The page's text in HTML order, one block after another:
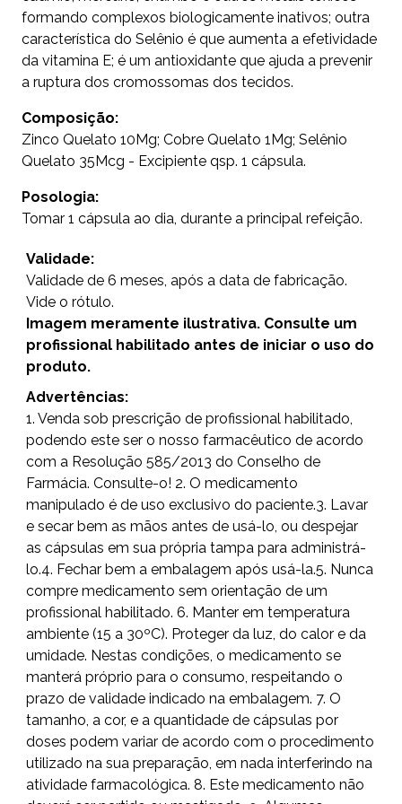
formando complexos biologicamente inativos; outra
característica do Selênio é que aumenta a efetividade
da vitamina E; é um antioxidante que ajuda a prevenir
a ruptura dos cromossomas dos tecidos.
Composição:
Zinco Quelato 10Mg; Cobre Quelato 1Mg; Selênio
Quelato 35Mcg - Excipiente qsp. 1 cápsula.
Posologia:
Tomar 1 cápsula ao dia, durante a principal refeição.
Validade:
Validade de 6 meses, após a data de fabricação.
Vide o rótulo.
Imagem meramente ilustrativa. Consulte um
profissional habilitado antes de iniciar o uso do
produto.
Advertências:
1. Venda sob prescrição de profissional habilitado,
podendo este ser o nosso farmacêutico de acordo
com a Resolução 585/2013 do Conselho de
Farmácia. Consulte-o! 2. O medicamento
manipulado é de uso exclusivo do paciente.3. Lavar
e secar bem as mãos antes de usá-lo, ou despejar
as cápsulas em sua própria tampa para administrá-
lo.4. Fechar bem a embalagem após usá-la.5. Nunca
compre medicamento sem orientação de um
profissional habilitado. 6. Manter em temperatura
ambiente (15 a 30ºC). Proteger da luz, do calor e da
umidade. Nestas condições, o medicamento se
manterá próprio para o consumo, respeitando o
prazo de validade indicado na embalagem. 7. O
tamanho, a cor, e a quantidade de cápsulas por
doses podem variar de acordo com o procedimento
utilizado na sua preparação, em nada interferindo na
atividade farmacológica. 8. Este medicamento não